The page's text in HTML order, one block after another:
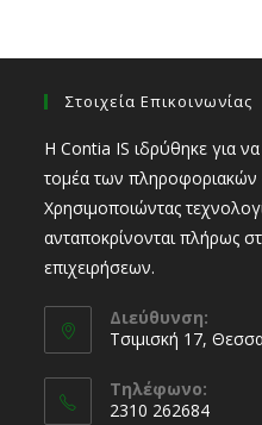
Στοιχεία Επικοινωνίας
Η Contia IS ιδρύθηκε για
τομέα των
Χρησιμοποιώντας
ανταποκρίνονται πλήρως
επιχειρήσεων.
Διεύθυνση:
Τσιμισκή 17,
Τηλέφωνο:
2310 262684